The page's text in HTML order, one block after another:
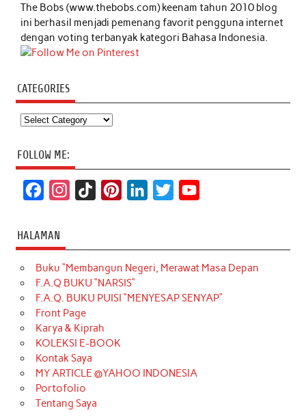
The Bobs (www.thebobs.com) keenam tahun 2010 blog
ini berhasil menjadi pemenang favorit pengguna internet
dengan voting terbanyak kategori Bahasa Indonesia.
CATEGORIES
Categories
FOLLOW ME:
c
e
b
o
o
k
t
a
g
r
a
m
T
o
k
t
e
r
k
e
d
t
t
e
T
u
b
HALAMAN
Buku “Membangun Negeri, Merawat Masa Depan
F.A.Q BUKU “NARSIS”
F.A.Q. BUKU PUISI “MENYESAP SENYAP”
Front Page
Karya & Kiprah
KOLEKSI E-BOOK
Kontak Saya
MY ARTICLE @YAHOO INDONESIA
Portofolio
Tentang Saya